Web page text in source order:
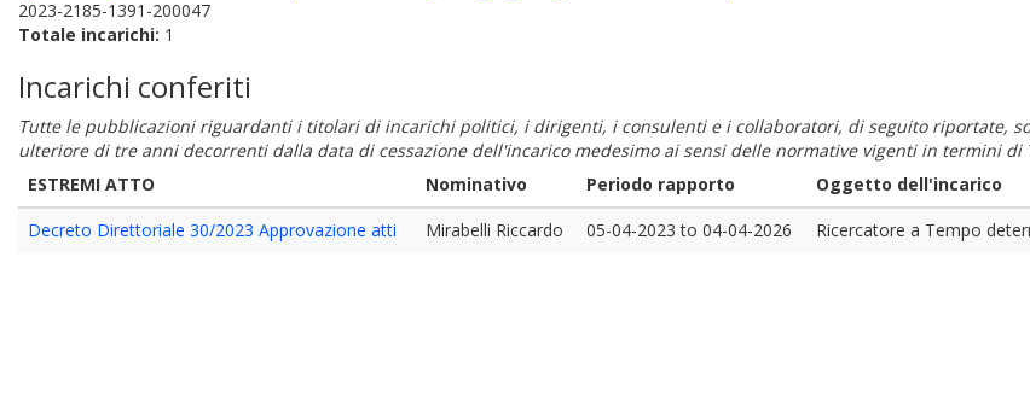
2023-2185-1391-200047
Totale incarichi: 1
Incarichi conferiti
Tutte le pubblicazioni riguardanti i titolari di incarichi politici, i dirigenti, i consulenti e i collaboratori, di seguito riportate,
ulteriore di tre anni decorrenti dalla data di cessazione dell'incarico medesimo ai sensi delle normative vigenti in termini di
ESTREMI ATTO
Nominativo Periodo rapporto Oggetto dell'incarico
Decreto Direttoriale 30/2023 Approvazione atti
Mirabelli Riccardo 05-04-2023 to 04-04-2026 Ricercatore a Tempo